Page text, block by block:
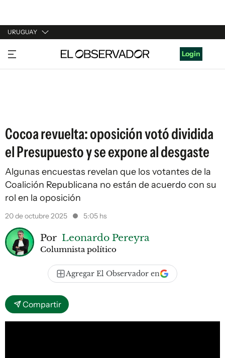
URUGUAY
URUGUAY
ARGENTINA
Login
Cocoa revuelta: oposición votó dividida
el Presupuesto y se expone al desgaste
Algunas encuestas revelan que los votantes de la
Coalición Republicana no están de acuerdo con su
rol en la oposición
20 de octubre 2025 5:05 hs
Por Leonardo Pereyra
Columnista político
Agregar El Observador en
Compartir